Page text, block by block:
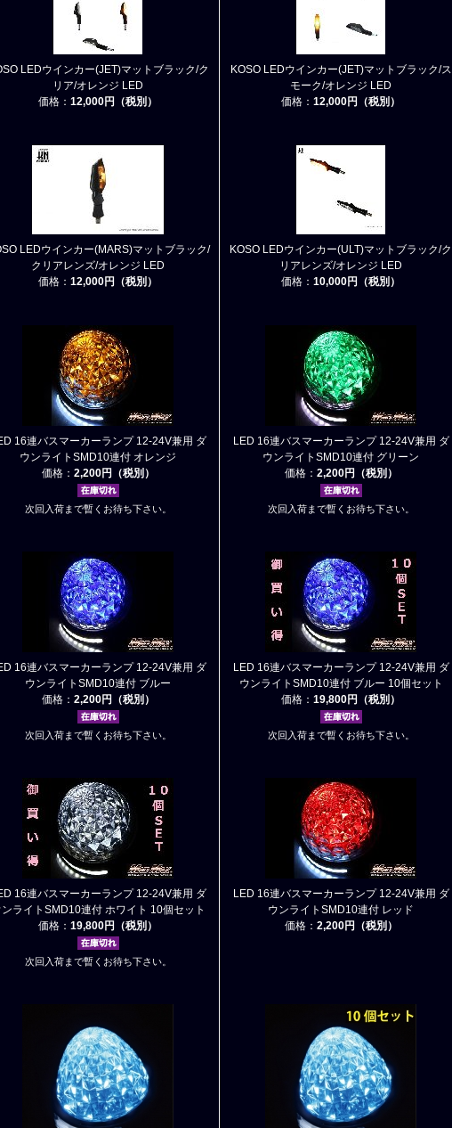
LEDウインカー(JET)マットブラック/ク
リア/オレンジ LED
価格： 12,000円（税別）
KOSO LEDウインカー(JET)マットブラック/ス
モーク/オレンジ LED
価格： 12,000円（税別）
LEDウインカー(MARS)マットブラック/
クリアレンズ/オレンジ LED
価格： 12,000円（税別）
KOSO LEDウインカー(ULT)マットブラック/ク
リアレンズ/オレンジ LED
価格： 10,000円（税別）
16連バスマーカーランプ 12-24V兼用 ダ
ウンライトSMD10連付 オレンジ
価格： 2,200円（税別）
次回入荷まで暫くお待ち下さい。
LED 16連バスマーカーランプ 12-24V兼用 ダ
ウンライトSMD10連付 グリーン
価格： 2,200円（税別）
次回入荷まで暫くお待ち下さい。
16連バスマーカーランプ 12-24V兼用 ダ
ウンライトSMD10連付 ブルー
価格： 2,200円（税別）
次回入荷まで暫くお待ち下さい。
LED 16連バスマーカーランプ 12-24V兼用 ダ
ウンライトSMD10連付 ブルー 10個セット
価格： 19,800円（税別）
次回入荷まで暫くお待ち下さい。
16連バスマーカーランプ 12-24V兼用 ダ
ンライトSMD10連付 ホワイト 10個セット
価格： 19,800円（税別）
次回入荷まで暫くお待ち下さい。
LED 16連バスマーカーランプ 12-24V兼用 ダ
ウンライトSMD10連付 レッド
価格： 2,200円（税別）